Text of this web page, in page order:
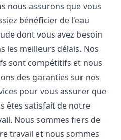
nous assurons que vous
bénéficier de l'eau
dont vous avez besoin
les meilleurs délais. Nos
sont compétitifs et nous
des garanties sur nos
pour vous assurer que
êtes satisfait de notre
Nous sommes fiers de
travail et nous sommes